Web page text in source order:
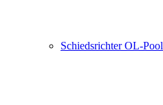
Schiedsrichter OL-Pool